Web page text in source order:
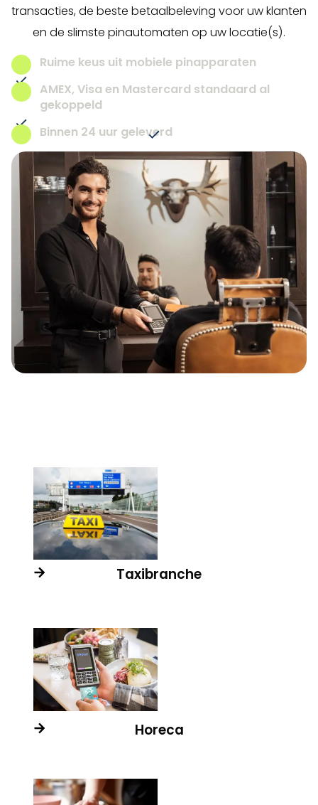
transacties, de beste betaalbeleving voor uw klanten
en de slimste pinautomaten op uw locatie(s).
Ruime keus uit mobiele pinapparaten
AMEX, Visa en Mastercard standaard al
gekoppeld
Binnen 24 uur geleverd
Taxibranche
Horeca